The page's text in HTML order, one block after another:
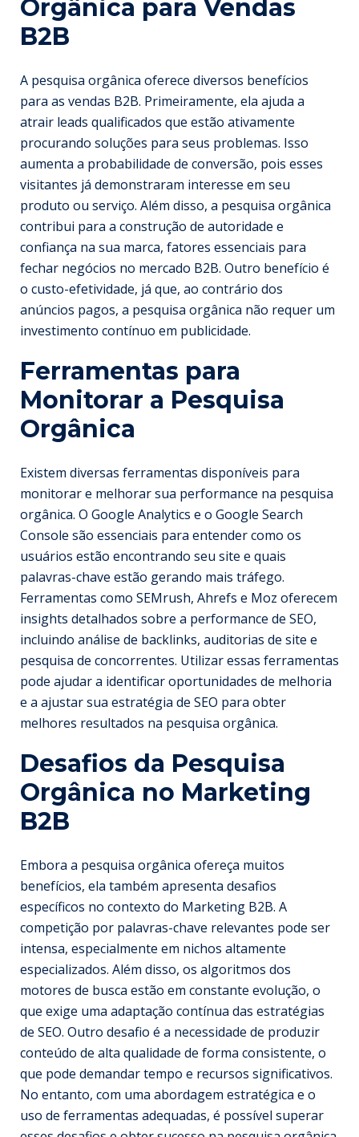
Orgânica para Vendas
B2B
A pesquisa orgânica oferece diversos benefícios
para as vendas B2B. Primeiramente, ela ajuda a
atrair leads qualificados que estão ativamente
procurando soluções para seus problemas. Isso
aumenta a probabilidade de conversão, pois esses
visitantes já demonstraram interesse em seu
produto ou serviço. Além disso, a pesquisa orgânica
contribui para a construção de autoridade e
confiança na sua marca, fatores essenciais para
fechar negócios no mercado B2B. Outro benefício é
o custo-efetividade, já que, ao contrário dos
anúncios pagos, a pesquisa orgânica não requer um
investimento contínuo em publicidade.
Ferramentas para
Monitorar a Pesquisa
Orgânica
Existem diversas ferramentas disponíveis para
monitorar e melhorar sua performance na pesquisa
orgânica. O Google Analytics e o Google Search
Console são essenciais para entender como os
usuários estão encontrando seu site e quais
palavras-chave estão gerando mais tráfego.
Ferramentas como SEMrush, Ahrefs e Moz oferecem
insights detalhados sobre a performance de SEO,
incluindo análise de backlinks, auditorias de site e
pesquisa de concorrentes. Utilizar essas ferramentas
pode ajudar a identificar oportunidades de melhoria
e a ajustar sua estratégia de SEO para obter
melhores resultados na pesquisa orgânica.
Desafios da Pesquisa
Orgânica no Marketing
B2B
Embora a pesquisa orgânica ofereça muitos
benefícios, ela também apresenta desafios
específicos no contexto do Marketing B2B. A
competição por palavras-chave relevantes pode ser
intensa, especialmente em nichos altamente
especializados. Além disso, os algoritmos dos
motores de busca estão em constante evolução, o
que exige uma adaptação contínua das estratégias
de SEO. Outro desafio é a necessidade de produzir
conteúdo de alta qualidade de forma consistente, o
que pode demandar tempo e recursos significativos.
No entanto, com uma abordagem estratégica e o
uso de ferramentas adequadas, é possível superar